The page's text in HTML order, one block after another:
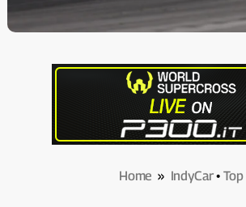
Home » IndyCar• Top